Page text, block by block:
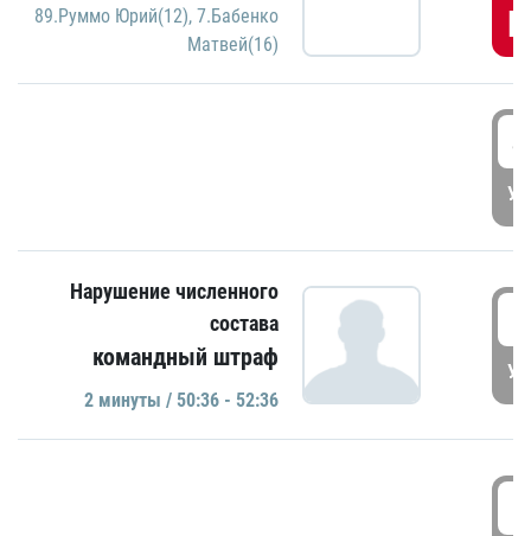
89.Руммо Юрий(12), 7.Бабенко
Матвей(16)
Нарушение численного
состава
командный штраф
2 минуты / 50:36 - 52:36